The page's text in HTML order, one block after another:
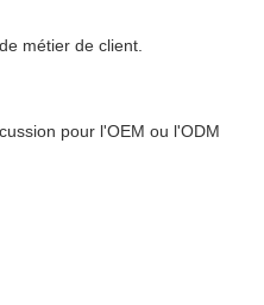
métier de client.
pour l'OEM ou l'ODM